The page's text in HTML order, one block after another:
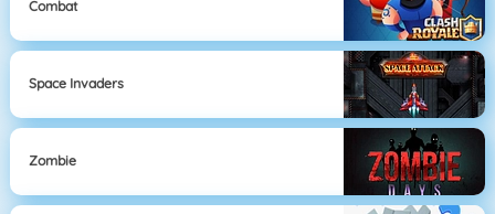
Combat
Space Invaders
Zombie